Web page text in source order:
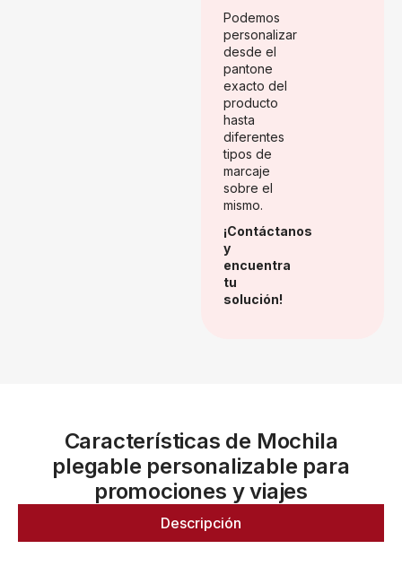
Podemos
personalizar
desde el
pantone
exacto del
producto
hasta
diferentes
tipos de
marcaje
sobre el
mismo.
¡Contáctanos
y
encuentra
tu
solución!
Características de Mochila
plegable personalizable para
promociones y viajes
Descripción